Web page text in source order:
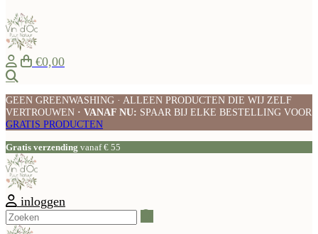
€0,00
GEEN GREENWASHING · ALLEEN PRODUCTEN DIE WIJ ZELF
VERTROUWEN · VANAF NU: SPAAR BIJ ELKE BESTELLING VOOR
GRATIS PRODUCTEN
Gratis verzending vanaf € 55
inloggen